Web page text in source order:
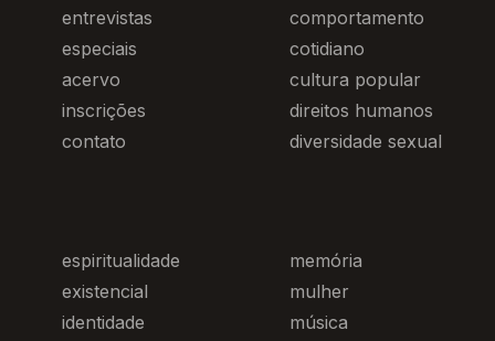
entrevistas
especiais
acervo
inscrições
contato
comportamento
cotidiano
cultura popular
direitos humanos
diversidade sexual
espiritualidade
existencial
identidade
memória
mulher
música